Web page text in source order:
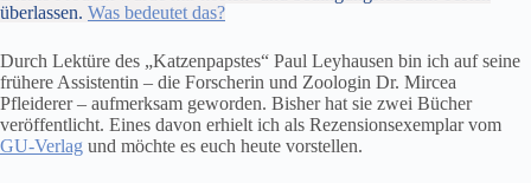
überlassen. Was bedeutet das?
Durch Lektüre des „Katzenpapstes“ Paul Leyhausen bin ich auf seine
frühere Assistentin – die Forscherin und Zoologin Dr. Mircea
Pfleiderer – aufmerksam geworden. Bisher hat sie zwei Bücher
veröffentlicht. Eines davon erhielt ich als Rezensionsexemplar vom
GU-Verlag und möchte es euch heute vorstellen.